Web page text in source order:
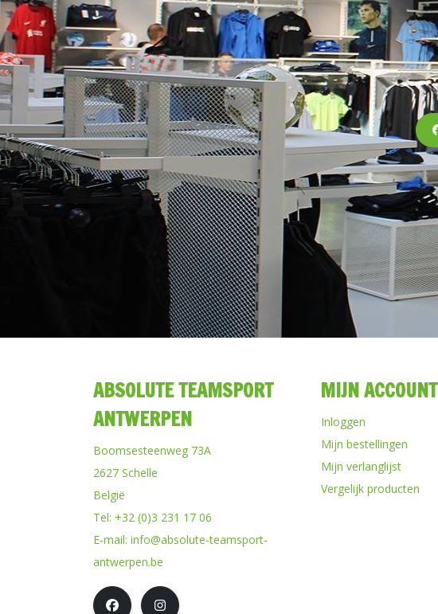
ABSOLUTE TEAMSPORT
ANTWERPEN
Boomsesteenweg 73A
2627 Schelle
België
Tel: +32 (0)3 231 17 06
E-mail: info@absolute-teamsport-
antwerpen.be
MIJN ACCOUNT
Inloggen
Mijn bestellingen
Mijn verlanglijst
Vergelijk producten